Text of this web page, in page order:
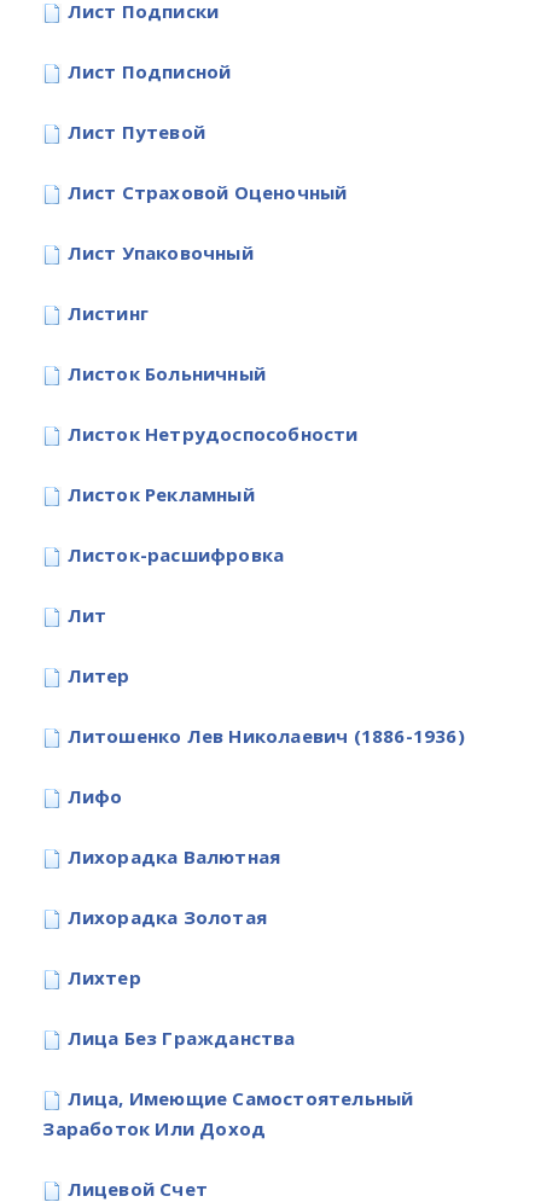
Лист Подписки
Лист Подписной
Лист Путевой
Лист Страховой Оценочный
Лист Упаковочный
Листинг
Листок Больничный
Листок Нетрудоспособности
Листок Рекламный
Листок-расшифровка
Лит
Литер
Литошенко Лев Николаевич (1886-1936)
Лифо
Лихорадка Валютная
Лихорадка Золотая
Лихтер
Лица Без Гражданства
Лица, Имеющие Самостоятельный
Заработок Или Доход
Лицевой Счет